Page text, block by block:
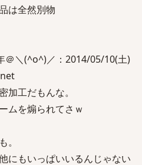
は全然別物
＠＼(^o^)／：2014/05/10(土)
加工だもんな。
ムを煽られてさｗ
。
にもいっぱいいるんじゃない